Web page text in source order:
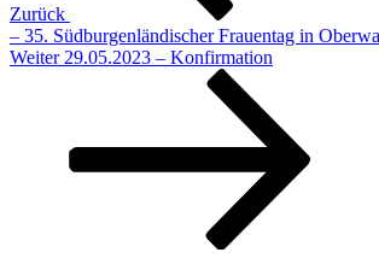
Zurück
– 35. Südburgenländischer Frauentag in
Nächster
Weiter 29.05.2023 – Konfirmation